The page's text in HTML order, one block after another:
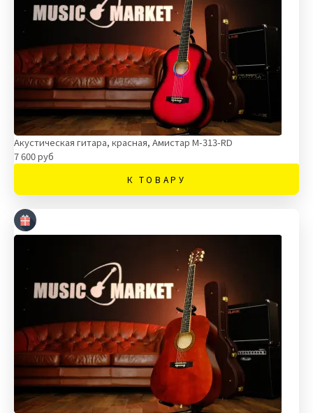
Акустическая гитара, красная, Амистар M-313-RD
7 600 руб
К ТОВАРУ